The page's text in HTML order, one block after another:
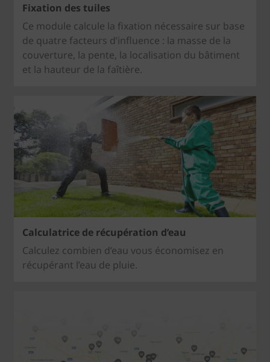
Fixation des tuiles
Ce module calcule la fixation nécessaire sur base
de quatre facteurs d’influence : la masse de la
couverture, la pente, la localisation du bâtiment
et la hauteur de la faîtière.
Calculatrice de récupération d’eau
Calculez combien d’eau vous économisez en
récupérant l’eau de pluie.